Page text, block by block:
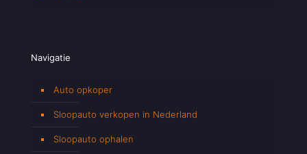
Navigatie
Auto opkoper
Sloopauto verkopen in Nederland
Sloopauto ophalen